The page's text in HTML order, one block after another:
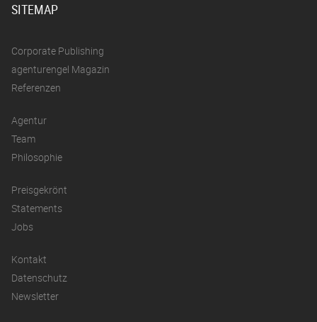
SITEMAP
Corporate Publishing
agenturengel Magazin
Referenzen
Agentur
Team
Philosophie
Preisgekrönt
Statements
Jobs
Kontakt
Datenschutz
Newsletter